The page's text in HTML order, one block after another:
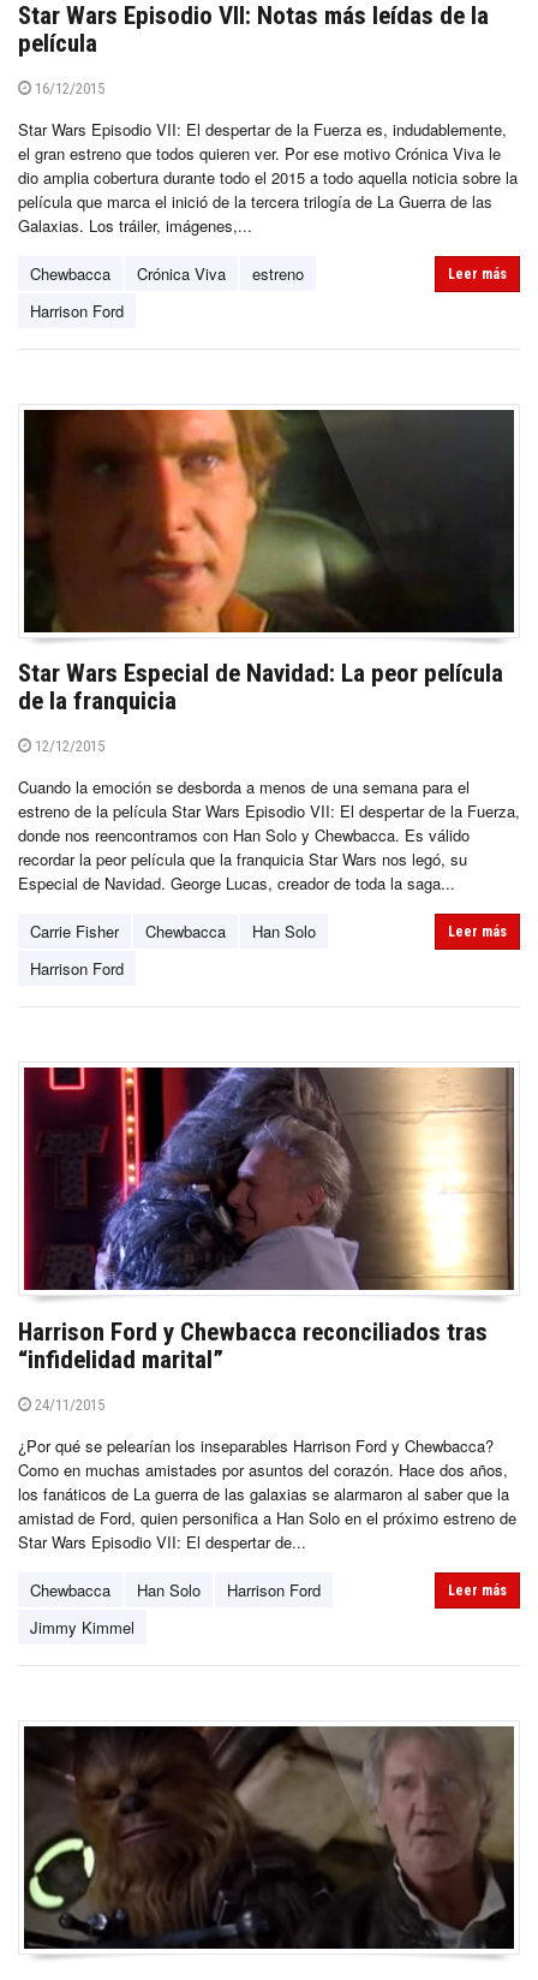
Star Wars Episodio VII: Notas más leídas de la
película
16/12/2015
Star Wars Episodio VII: El despertar de la Fuerza es, indudablemente,
el gran estreno que todos quieren ver. Por ese motivo Crónica Viva le
dio amplia cobertura durante todo el 2015 a todo aquella noticia sobre la
película que marca el inició de la tercera trilogía de La Guerra de las
Galaxias. Los tráiler, imágenes,...
Chewbacca Crónica Viva
estreno
Harrison Ford
Leer más
Star Wars Especial de Navidad: La peor película
de la franquicia
12/12/2015
Cuando la emoción se desborda a menos de una semana para el
estreno de la película Star Wars Episodio VII: El despertar de la Fuerza,
donde nos reencontramos con Han Solo y Chewbacca. Es válido
recordar la peor película que la franquicia Star Wars nos legó, su
Especial de Navidad. George Lucas, creador de toda la saga...
Carrie Fisher Chewbacca
Han Solo
Harrison Ford
Leer más
Harrison Ford y Chewbacca reconciliados tras
“infidelidad marital”
24/11/2015
¿Por qué se pelearían los inseparables Harrison Ford y Chewbacca?
Como en muchas amistades por asuntos del corazón. Hace dos años,
los fanáticos de La guerra de las galaxias se alarmaron al saber que la
amistad de Ford, quien personifica a Han Solo en el próximo estreno de
Star Wars Episodio VII: El despertar de...
Chewbacca Han Solo
Harrison Ford
Jimmy Kimmel
Leer más